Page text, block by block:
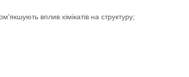
вплив хімікатів на структуру;